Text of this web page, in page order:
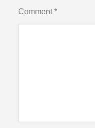
Comment*